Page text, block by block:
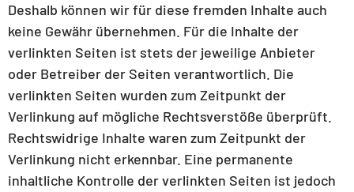
Deshalb können wir für diese fremden Inhalte auch
keine Gewähr übernehmen. Für die Inhalte der
verlinkten Seiten ist stets der jeweilige Anbieter
oder Betreiber der Seiten verantwortlich. Die
verlinkten Seiten wurden zum Zeitpunkt der
Verlinkung auf mögliche Rechtsverstöße überprüft.
Rechtswidrige Inhalte waren zum Zeitpunkt der
Verlinkung nicht erkennbar. Eine permanente
inhaltliche Kontrolle der verlinkten Seiten ist jedoch